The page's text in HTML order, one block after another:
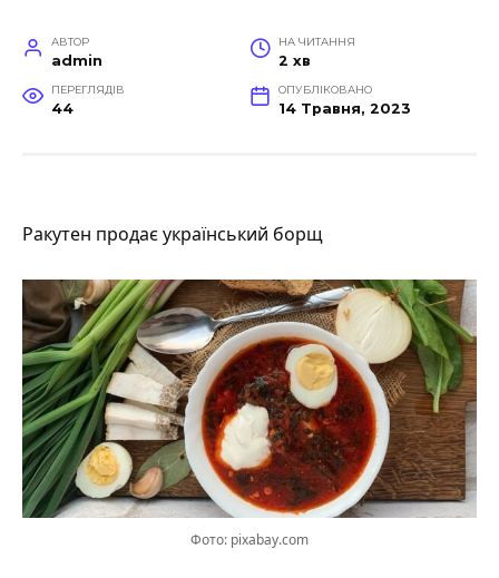
АВТОР
admin
НА ЧИТАННЯ
2 хв
ПЕРЕГЛЯДІВ
44
ОПУБЛІКОВАНО
14 Травня, 2023
Ракутен продає український борщ
Фото: pixabay.com